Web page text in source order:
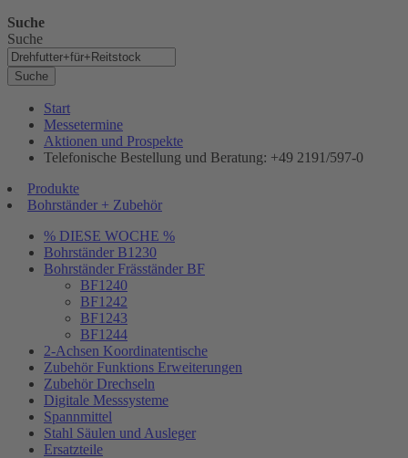
Suche
Suche
Suche
Start
Messetermine
Aktionen und Prospekte
Telefonische Bestellung und Beratung: +49 2191/597-0
Produkte
Bohrständer + Zubehör
% DIESE WOCHE %
Bohrständer B1230
Bohrständer Fräsständer BF
BF1240
BF1242
BF1243
BF1244
2-Achsen Koordinatentische
Zubehör Funktions Erweiterungen
Zubehör Drechseln
Digitale Messsysteme
Spannmittel
Stahl Säulen und Ausleger
Ersatzteile